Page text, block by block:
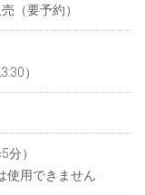
（要予約）
）
）
使用できません